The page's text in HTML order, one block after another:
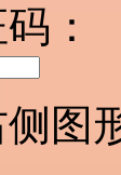
：
图